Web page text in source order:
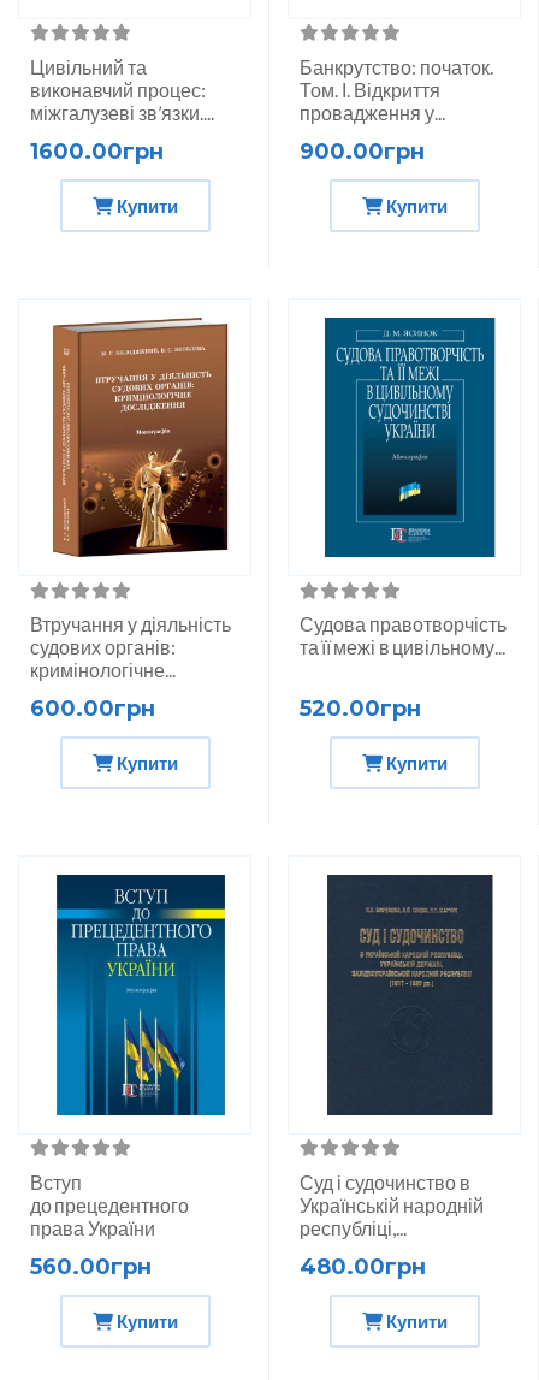
Цивільний та
виконавчий процес:
міжгалузеві зв’язки....
1600.00грн
Купити
Банкрутство: початок.
Том. І. Відкриття
провадження у...
900.00грн
Купити
Втручання у діяльність
судових органів:
кримінологічне...
600.00грн
Купити
Судова правотворчість
та її межі в цивільному...
520.00грн
Купити
Вступ
до прецедентного
права України
560.00грн
Купити
Суд і судочинство в
Українській народній
республіці,...
480.00грн
Купити